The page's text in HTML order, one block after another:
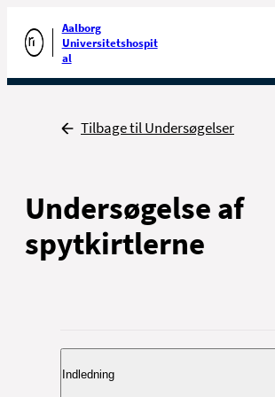
Gå til forsiden
Aalborg
Universitetshospit
al
Tilbage
Tilbage til Undersøgelser
Undersøgelse af
spytkirtlerne
Indledning